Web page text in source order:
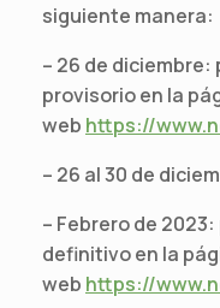
siguiente manera:
– 26 de
provisorio en la
web https://
– 26 al 30 de
– Febrero de
definitivo en la
web https://